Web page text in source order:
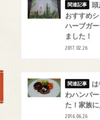
頭
おすすめ
ハーブガ
ました！
2017.02.26
わハンバ
た！家族
2016.06.26